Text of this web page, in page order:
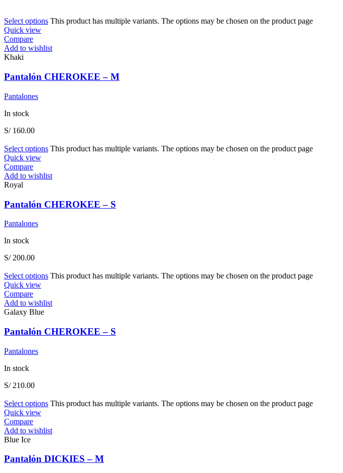
Select options This product has multiple variants. The options may be chosen on the product page
Quick view
Compare
Add to wishlist
Khaki
Pantalón CHEROKEE – M
Pantalones
In stock
S/160.00
Select options This product has multiple variants. The options may be chosen on the product page
Quick view
Compare
Add to wishlist
Royal
Pantalón CHEROKEE – S
Pantalones
In stock
S/200.00
Select options This product has multiple variants. The options may be chosen on the product page
Quick view
Compare
Add to wishlist
Galaxy Blue
Pantalón CHEROKEE – S
Pantalones
In stock
S/210.00
Select options This product has multiple variants. The options may be chosen on the product page
Quick view
Compare
Add to wishlist
Blue Ice
Pantalón DICKIES – M